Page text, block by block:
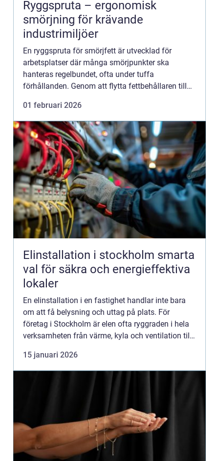
Ryggspruta – ergonomisk
smörjning för krävande
industrimiljöer
En ryggspruta för smörjfett är utvecklad för
arbetsplatser där många smörjpunkter ska
hanteras regelbundet, ofta under tuffa
förhållanden. Genom att flytta fettbehållaren till
01 februari 2026
Elinstallation i stockholm smarta
val för säkra och energieffektiva
lokaler
En elinstallation i en fastighet handlar inte bara
om att få belysning och uttag på plats. För
företag i Stockholm är elen ofta ryggraden i hela
verksamheten från värme, kyla och ventilation till
energiko...
15 januari 2026